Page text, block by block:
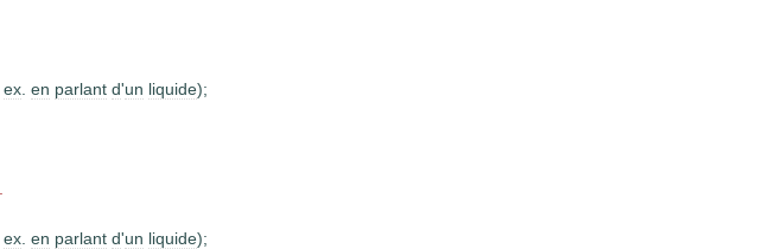
ex en parlant d'un liquide);
ex en parlant d'un liquide);